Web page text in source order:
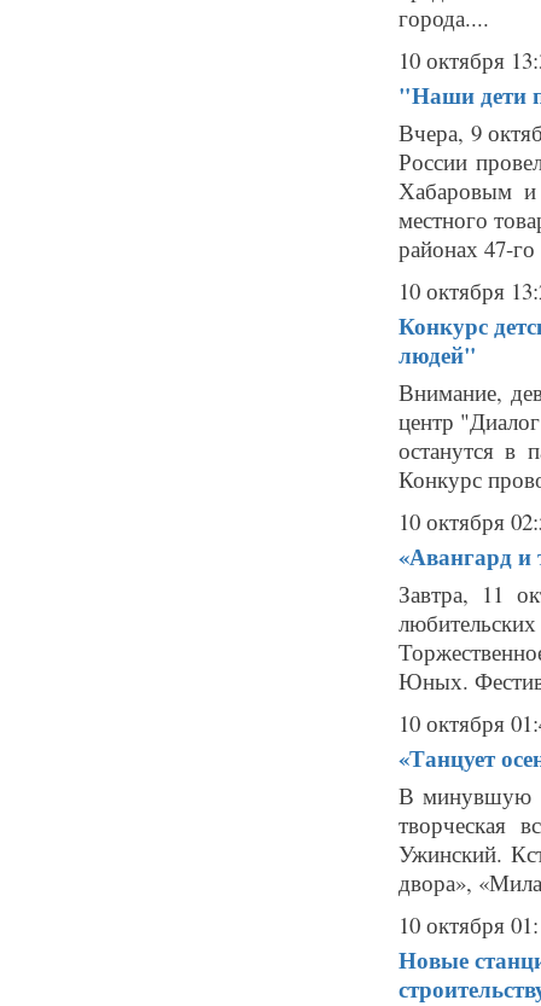
города....
10 октября
"Наши дети
Вчера, 9
России
Хабаровым
местного
районах 47-
10 октября
Конкурс
людей"
Внимание,
центр
останутся в
Конкурс
10 октября
«Авангард
Завтра, 11
Юных.
10 октября
«Танцует
В минувшую
творческая
Ужинский.
двора»,
10 октября
Новые